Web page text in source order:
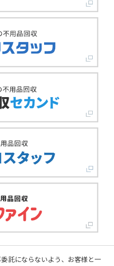
託にならないよう、お客様と一